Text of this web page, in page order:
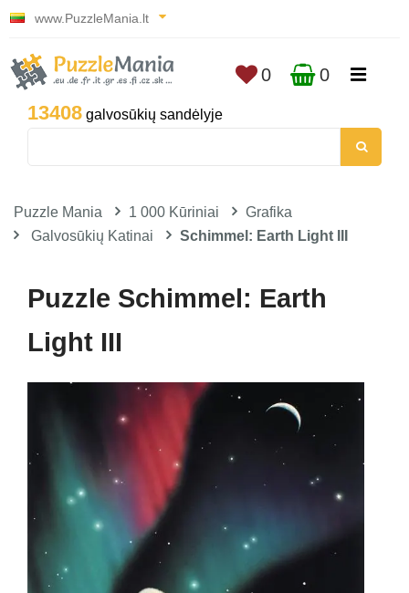
www.PuzzleMania.lt
13408 galvosūkių sandėlyje
0 0
Puzzle Mania 1 000 Kūriniai
Grafika
Galvosūkių Katinai
Schimmel: Earth Light III
Puzzle Schimmel: Earth
Light III